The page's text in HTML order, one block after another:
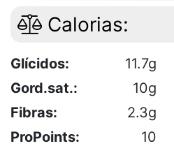
Calorias:
Glícidos: 11.7g
Gord.sat.:
10g
Fibras:
2.3g
ProPoints:
10